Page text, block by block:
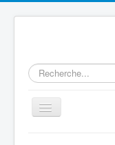
Rechercher
Basculer
la